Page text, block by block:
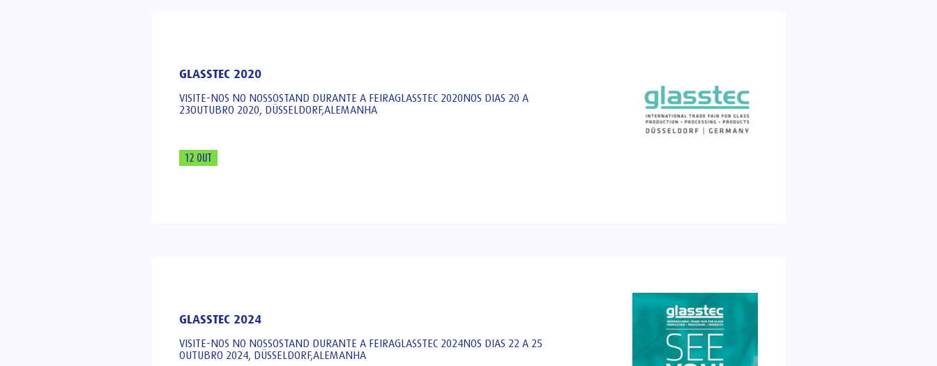
GLASSTEC 2020
VISITE-NOS NO NOSSOSTAND DURANTE A FEIRAGLASSTEC 2020NOS DIAS 20 A
23OUTUBRO 2020, DÜSSELDORF,ALEMANHA
12 OUT
GLASSTEC 2024
VISITE-NOS NO NOSSOSTAND DURANTE A FEIRAGLASSTEC 2024NOS DIAS 22 A 25
OUTUBRO 2024, DÜSSELDORF,ALEMANHA